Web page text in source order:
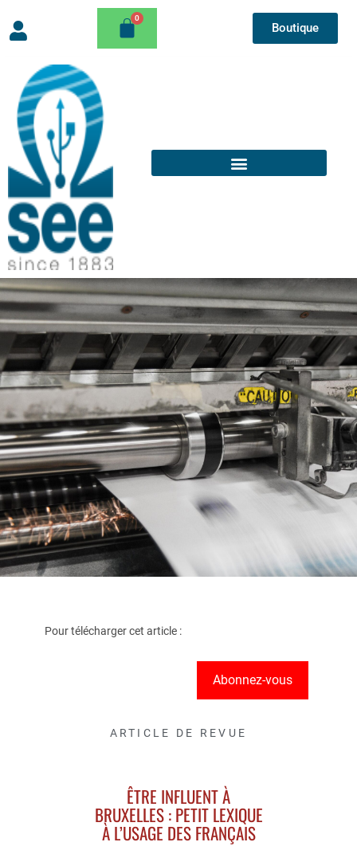
Boutique
Pour télécharger cet article :
Abonnez-vous
ARTICLE DE REVUE
ÊTRE INFLUENT À
BRUXELLES : PETIT LEXIQUE
À L’USAGE DES FRANÇAIS